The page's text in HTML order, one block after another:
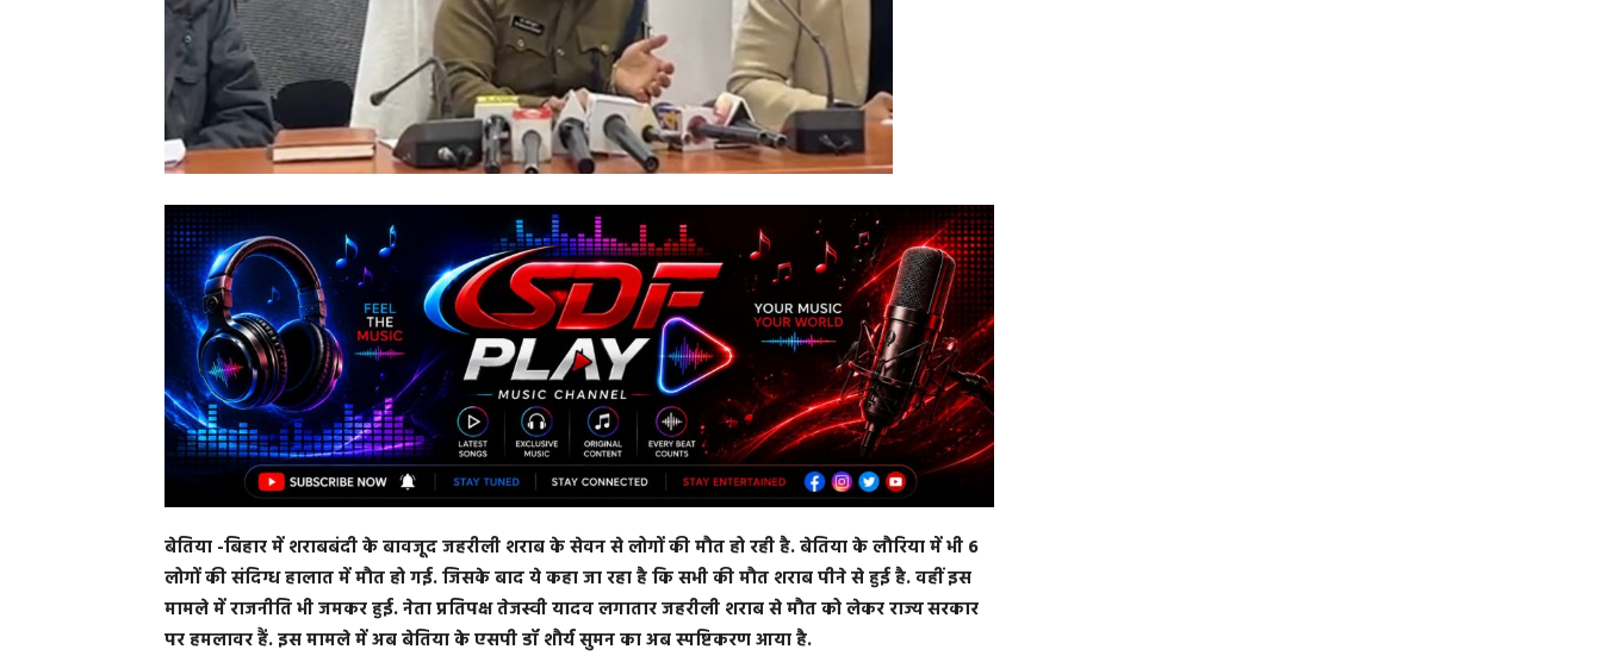
बेतिया -बिहार में शराबबंदी के बावजूद जहरीली शराब के सेवन से लोगों की मौत हो रही है. बेतिया के लौरिया में भी 6
लोगों की संदिग्ध हालात में मौत हो गई. जिसके बाद ये कहा जा रहा है कि सभी की मौत शराब पीने से हुई है. वहीं इस
मामले में राजनीति भी जमकर हुई. नेता प्रतिपक्ष तेजस्वी यादव लगातार जहरीली शराब से मौत को लेकर राज्य सरकार
पर हमलावर हैं. इस मामले में अब बेतिया के एसपी डॉ शौर्य सुमन का अब स्पष्टिकरण आया है.